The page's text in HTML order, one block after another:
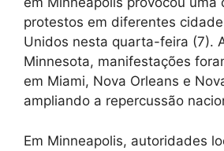
protestos em diferentes
Unidos nesta quarta-feira (7).
Minnesota, manifestações
em Miami, Nova Orleans e
ampliando a repercussão
Em Minneapolis, autoridades